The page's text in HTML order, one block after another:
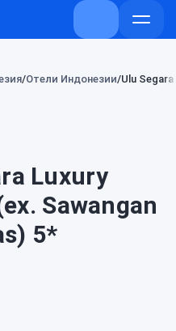
+7 (800) 707-
Отели Индонезии Ulu
Luxury
Sawangan
5*